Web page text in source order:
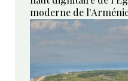
moderne de